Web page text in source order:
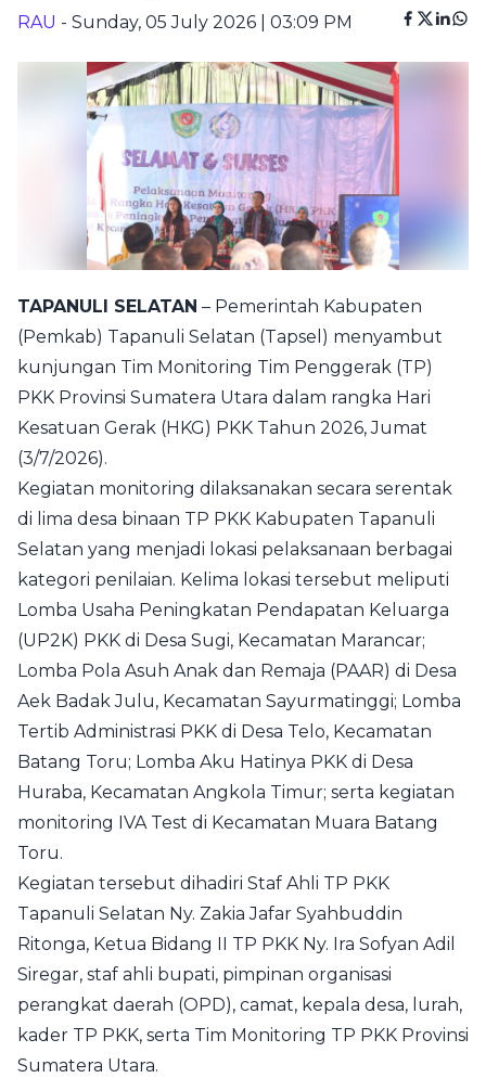
RAU - Sunday, 05 July 2026 | 03:09 PM
TAPANULI SELATAN – Pemerintah Kabupaten
(Pemkab) Tapanuli Selatan (Tapsel) menyambut
kunjungan Tim Monitoring Tim Penggerak (TP)
PKK Provinsi Sumatera Utara dalam rangka Hari
Kesatuan Gerak (HKG) PKK Tahun 2026, Jumat
(3/7/2026).
Kegiatan monitoring dilaksanakan secara serentak
di lima desa binaan TP PKK Kabupaten Tapanuli
Selatan yang menjadi lokasi pelaksanaan berbagai
kategori penilaian. Kelima lokasi tersebut meliputi
Lomba Usaha Peningkatan Pendapatan Keluarga
(UP2K) PKK di Desa Sugi, Kecamatan Marancar;
Lomba Pola Asuh Anak dan Remaja (PAAR) di Desa
Aek Badak Julu, Kecamatan Sayurmatinggi; Lomba
Tertib Administrasi PKK di Desa Telo, Kecamatan
Batang Toru; Lomba Aku Hatinya PKK di Desa
Huraba, Kecamatan Angkola Timur; serta kegiatan
monitoring IVA Test di Kecamatan Muara Batang
Toru.
Kegiatan tersebut dihadiri Staf Ahli TP PKK
Tapanuli Selatan Ny. Zakia Jafar Syahbuddin
Ritonga, Ketua Bidang II TP PKK Ny. Ira Sofyan Adil
Siregar, staf ahli bupati, pimpinan organisasi
perangkat daerah (OPD), camat, kepala desa, lurah,
kader TP PKK, serta Tim Monitoring TP PKK Provinsi
Sumatera Utara.